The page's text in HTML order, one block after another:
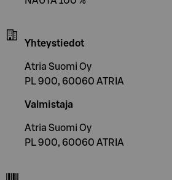
Yhteystiedot
Atria Suomi Oy
PL 900, 60060 ATRIA
Valmistaja
Atria Suomi Oy
PL 900, 60060 ATRIA